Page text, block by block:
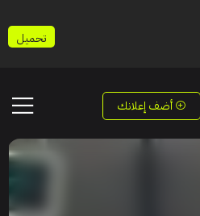
أضف إعلانك
تحميل